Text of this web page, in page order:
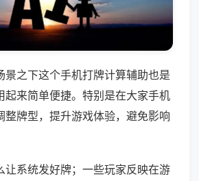
景之下这个手机打牌计算辅助也是
起来简单便捷。特别是在大家手机
整牌型，提升游戏体验，避免影响
让系统发好牌；一些玩家反映在游